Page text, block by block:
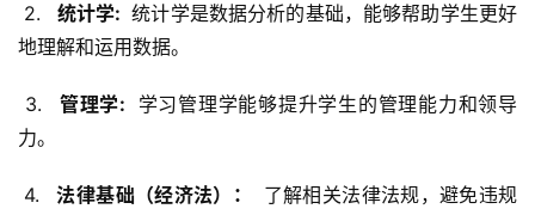
2.
  统计学:
统计学是数据分析的基础，能够帮助学生更好
地理解和运用数据。
3.
  管理学:
学习管理学能够提升学生的管理能力和领导
力。
4.
  法律基础（经济法）：
了解相关法律法规，避免违规